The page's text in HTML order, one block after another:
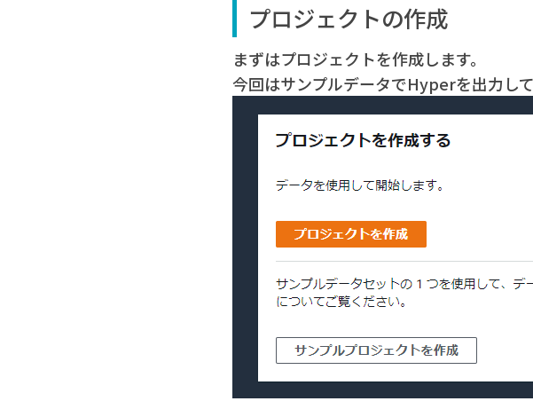
プロジェクトの作成
まずはプロジェクトを作成します。
今回はサンプルデータでHyperを出力し